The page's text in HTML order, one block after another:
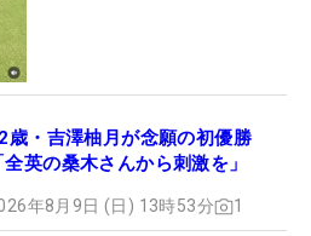
歳・吉澤柚月が念願の初優勝
全英の桑木さんから刺激を」
年8月9日 (日) 13時53分 1